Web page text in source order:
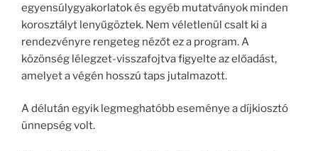
egyensúlygyakorlatok és egyéb mutatványok minden
korosztályt lenyűgöztek. Nem véletlenül csalt ki a
rendezvényre rengeteg nézőt ez a program. A
közönség lélegzet-visszafojtva figyelte az előadást,
amelyet a végén hosszú taps jutalmazott.
A délután egyik legmeghatóbb eseménye a díjkiosztó
ünnepség volt.